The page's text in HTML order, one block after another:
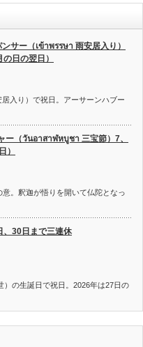
サー（เข้าพรรษา 雨安居入り）
日の翌日）
入り）で祝日。アーサーンハブー
ー（วันอาสาฬหบูชา 三宝節）7、
）
。釈迦が悟りを開いて仏陀となっ
、30日まで三連休
の生誕日で祝日。2026年は27日の